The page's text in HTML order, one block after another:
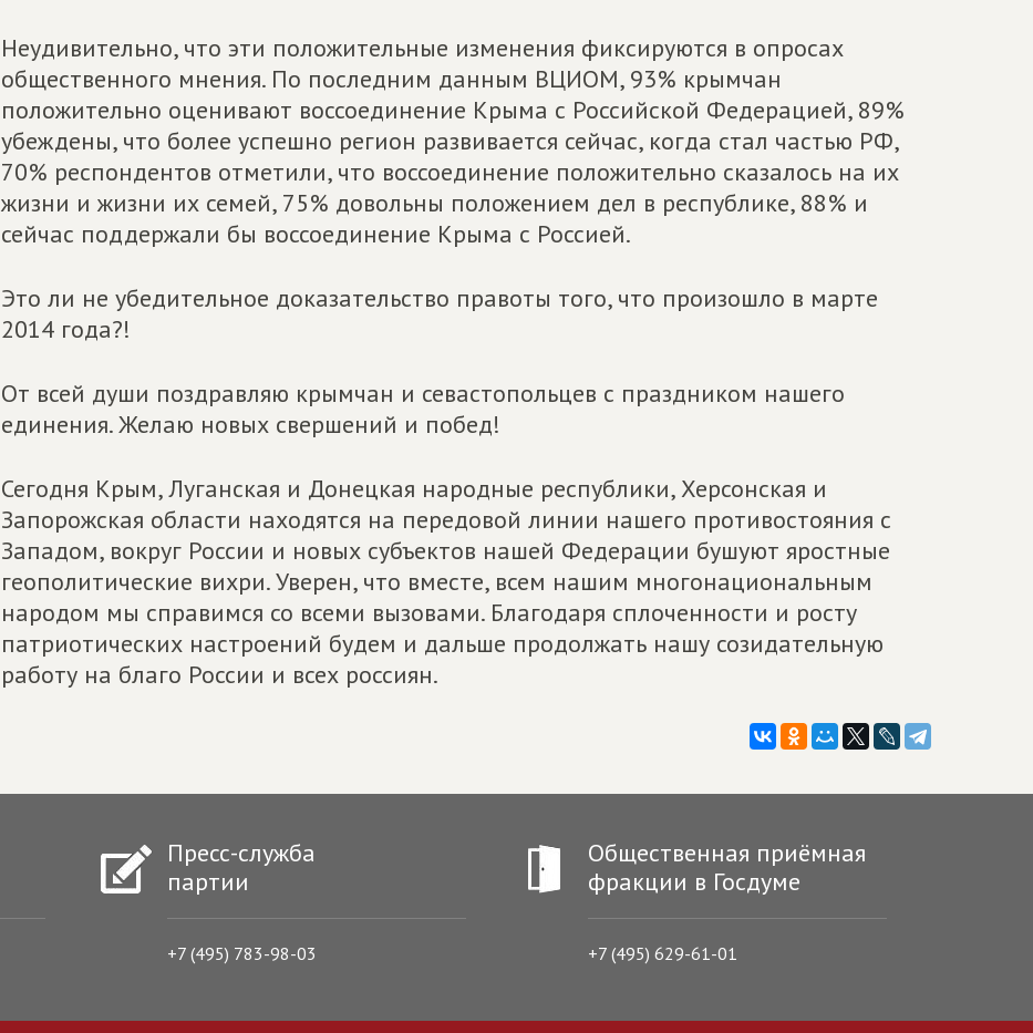
Неудивительно, что эти положительные изменения фиксируются в опросах
общественного мнения. По последним данным ВЦИОМ, 93% крымчан
положительно оценивают воссоединение Крыма с Российской Федерацией, 89%
убеждены, что более успешно регион развивается сейчас, когда стал частью РФ,
70% респондентов отметили, что воссоединение положительно сказалось на их
жизни и жизни их семей, 75% довольны положением дел в республике, 88% и
сейчас поддержали бы воссоединение Крыма с Россией.
Это ли не убедительное доказательство правоты того, что произошло в марте
2014 года?!
От всей души поздравляю крымчан и севастопольцев с праздником нашего
единения. Желаю новых свершений и побед!
Сегодня Крым, Луганская и Донецкая народные республики, Херсонская и
Запорожская области находятся на передовой линии нашего противостояния с
Западом, вокруг России и новых субъектов нашей Федерации бушуют яростные
геополитические вихри. Уверен, что вместе, всем нашим многонациональным
народом мы справимся со всеми вызовами. Благодаря сплоченности и росту
патриотических настроений будем и дальше продолжать нашу созидательную
работу на благо России и всех россиян.
Пресс-служба
партии
+7 (495) 783-98-03
Общественная приёмная
фракции в Госдуме
+7 (495) 629-61-01